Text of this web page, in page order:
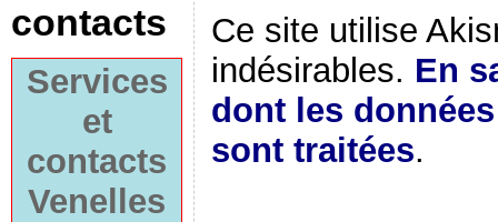
contacts
Services
et
contacts
Venelles
Ce site utilise
indésirables. En
dont les
sont traitées.